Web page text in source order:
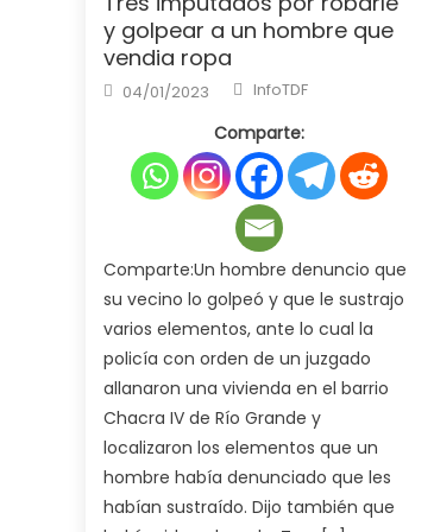
y golpear a un hombre que
vendia ropa
Posted
on
04/01/2023 Author
InfoTDF
Comparte:
Comparte:Un hombre denuncio que
su vecino lo golpeó y que le sustrajo
varios elementos, ante lo cual la
policía con orden de un juzgado
allanaron una vivienda en el barrio
Chacra IV de Río Grande y
localizaron los elementos que un
hombre había denunciado que les
habían sustraído. Dijo también que